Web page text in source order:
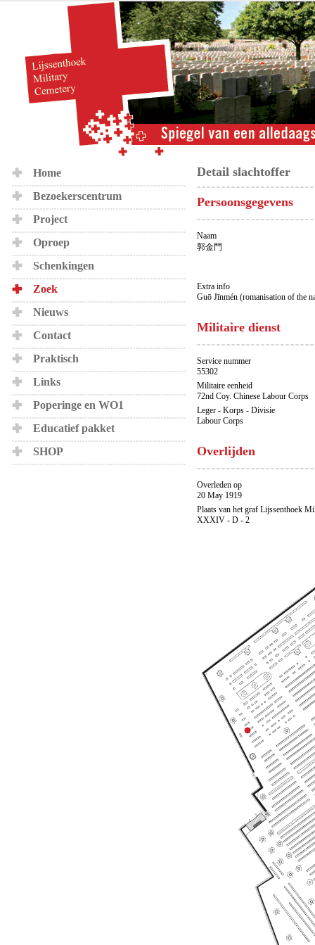
Home
Bezoekerscentrum
Project
Oproep
Schenkingen
Zoek
Nieuws
Contact
Praktisch
Links
Poperinge en WO1
Educatief pakket
SHOP
Detail slachtoffer
Persoonsgegevens
Naam
郭金門
Extra info
Guō Jīnmén (romanisation of the
Militaire dienst
Service nummer
55302
Militaire eenheid
72nd Coy. Chinese Labour Corps
Leger - Korps - Divisie
Labour Corps
Overlijden
Overleden op
20 May 1919
Plaats van het graf Lijssenthoek
XXXIV - D - 2